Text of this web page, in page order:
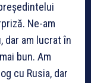
Ne-am
dar am lucrat în
bun. Am
cu Rusia, dar